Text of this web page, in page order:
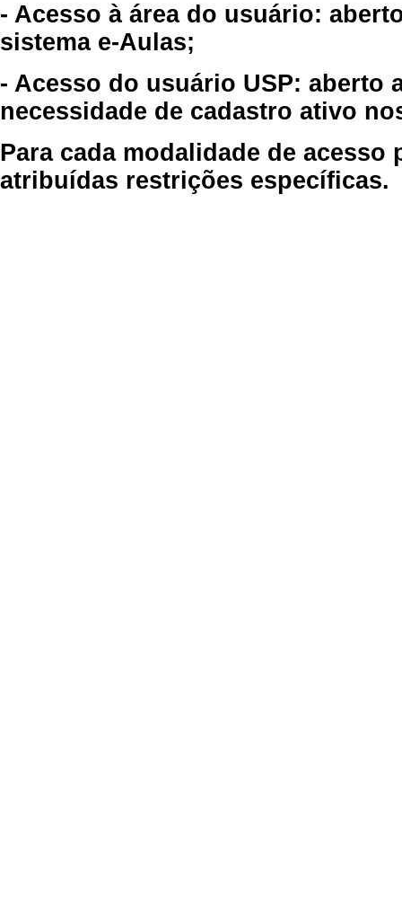
- Acesso à área do usuário:
sistema e-Aulas;
- Acesso do usuário USP: aberto
necessidade de cadastro ativo
Para cada modalidade de
atribuídas restrições específicas.